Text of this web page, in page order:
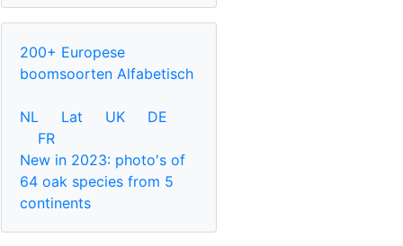
200+ Europese
boomsoorten Alfabetisch
NL Lat UK
DE
FR
New in 2023: photo's of
64 oak species from 5
continents